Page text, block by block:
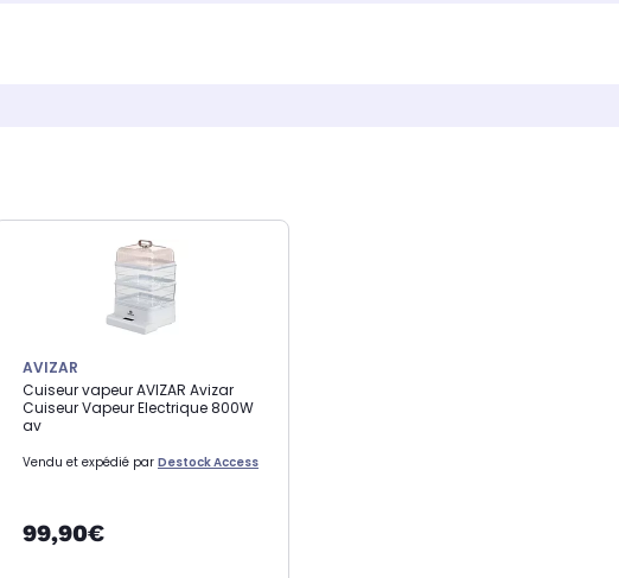
AVIZAR
Cuiseur vapeur AVIZAR Avizar
Cuiseur Vapeur Electrique 800W
av
Vendu et expédié par Destock Access
99,90€